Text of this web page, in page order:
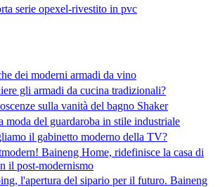
serie opexel-rivestito in pvc
dei moderni armadi da vino
gli armadi da cucina tradizionali?
sulla vanità del bagno Shaker
moda del guardaroba in stile industriale
il gabinetto moderno della TV?
Baineng Home, ridefinisce la casa di
il post-modernismo
l'apertura del sipario per il futuro. Baineng